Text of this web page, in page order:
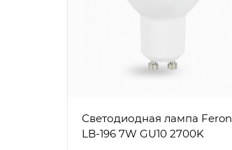
Светодиодная лампа Feron
LB-196 7W GU10 2700K